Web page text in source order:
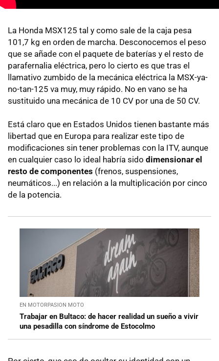
La Honda MSX125 tal y como sale de la caja pesa
101,7 kg en orden de marcha. Desconocemos el peso
que se añade con el paquete de baterías y el resto de
parafernalia eléctrica, pero lo cierto es que tras el
llamativo zumbido de la mecánica eléctrica la MSX-ya-
no-tan-125 va muy, muy rápido. No en vano se ha
sustituido una mecánica de 10 CV por una de 50 CV.
Está claro que en Estados Unidos tienen bastante más
libertad que en Europa para realizar este tipo de
modificaciones sin tener problemas con la ITV, aunque
en cualquier caso lo ideal habría sido dimensionar el
resto de componentes (frenos, suspensiones,
neumáticos...) en relación a la multiplicación por cinco
de la potencia.
EN MOTORPASION MOTO
Trabajar en Bultaco: de hacer realidad un sueño a vivir
una pesadilla con síndrome de Estocolmo